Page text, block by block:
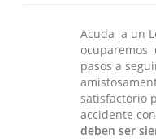
Acuda a un
ocuparemos
pasos a
satisfactorio
accidente
deben ser